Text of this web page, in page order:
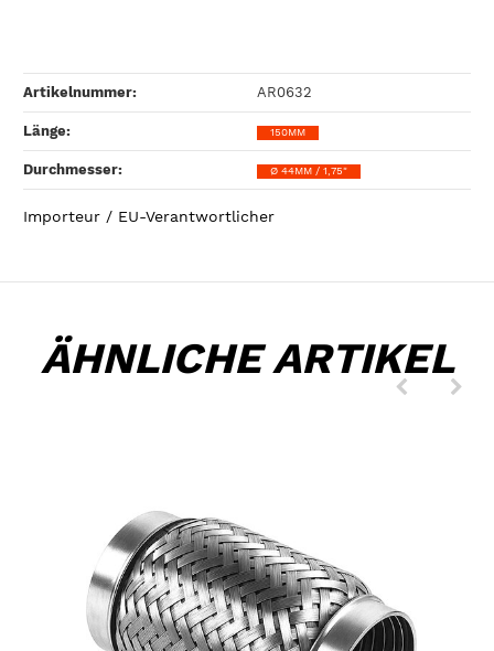
Artikelnummer: AR0632
Länge‍: 150MM
Durchmesser‍: Ø 44MM / 1,75"
Importeur / EU-Verantwortlicher
ÄHNLICHE ARTIKEL